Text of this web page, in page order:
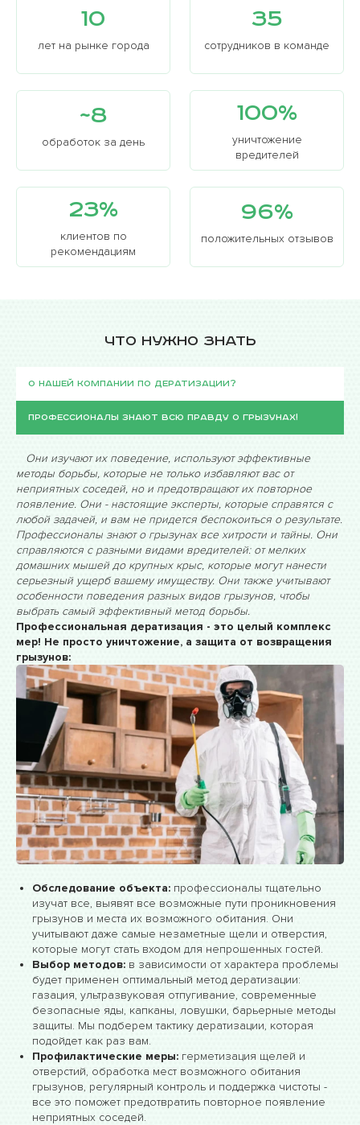
избавиться от них очень сложно. Мышеловки?
Грызуны умны и хитры, они узнают ловушку и
избегают ее. Яды? Опасно для детей и домашних
10
лет на рынке города
35
сотрудников в команде
~8
обработок за день
100%
уничтожение
вредителей
23%
клиентов по
рекомендациям
96%
положительных отзывов
Что нужно знать
О нашей компании по дератизации?
Профессионалы знают всю правду о грызунах!
Они изучают их поведение, используют эффективные
методы борьбы, которые не только избавляют вас от
неприятных соседей, но и предотвращают их повторное
появление. Они - настоящие эксперты, которые справятся с
любой задачей, и вам не придется беспокоиться о результате.
Профессионалы знают о грызунах все хитрости и тайны. Они
справляются с разными видами вредителей: от мелких
домашних мышей до крупных крыс, которые могут нанести
серьезный ущерб вашему имуществу. Они также учитывают
особенности поведения разных видов грызунов, чтобы
выбрать самый эффективный метод борьбы.
Профессиональная дератизация - это целый комплекс
мер! Не просто уничтожение, а защита от возвращения
грызунов:
Обследование объекта: профессионалы тщательно
изучат все, выявят все возможные пути проникновения
грызунов и места их возможного обитания. Они
учитывают даже самые незаметные щели и отверстия,
которые могут стать входом для непрошенных гостей.
Выбор методов: в зависимости от характера проблемы
будет применен оптимальный метод дератизации:
газация, ультразвуковая отпугивание, современные
безопасные яды, капканы, ловушки, барьерные методы
защиты. Мы подберем тактику дератизации, которая
подойдет как раз вам.
Профилактические меры: герметизация щелей и
отверстий, обработка мест возможного обитания
грызунов, регулярный контроль и поддержка чистоты -
все это поможет предотвратить повторное появление
неприятных соседей.